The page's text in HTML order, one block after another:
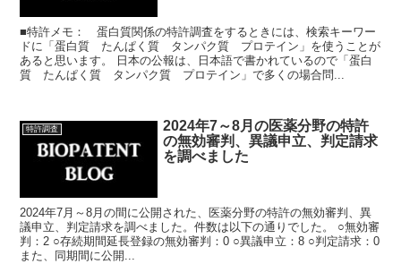
■特許メモ： 蛋白質関係の特許調査をするときには、検索キーワー
ドに「蛋白質 たんぱく質 タンパク質 プロテイン」を使うことが
あると思います。 日本の公報は、日本語で書かれているので「蛋白
質 たんぱく質 タンパク質 プロテイン」で多くの場合問...
特許調査
2024年7～8月の医薬分野の特許
の無効審判、異議申立、判定請求
を調べました
2024年7月～8月の間に公開された、医薬分野の特許の無効審判、異
議申立、判定請求を調べました。件数は以下の通りでした。 ○無効審
判：2 ○存続期間延長登録の無効審判：0 ○異議申立：8 ○判定請求：0
また、同期間に公開...